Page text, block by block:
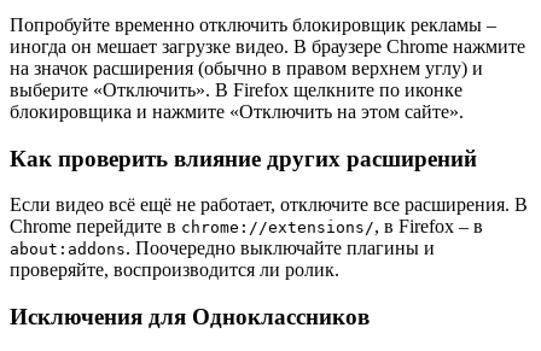
Попробуйте временно отключить блокировщик рекламы –
иногда он мешает загрузке видео. В браузере Chrome нажмите
на значок расширения (обычно в правом верхнем углу) и
выберите «Отключить». В Firefox щелкните по иконке
блокировщика и нажмите «Отключить на этом сайте».
Как проверить влияние других расширений
Если видео всё ещё не работает, отключите все расширения. В
Chrome перейдите в chrome://extensions/, в Firefox – в
about:addons. Поочередно выключайте плагины и
проверяйте, воспроизводится ли ролик.
Исключения для Одноклассников